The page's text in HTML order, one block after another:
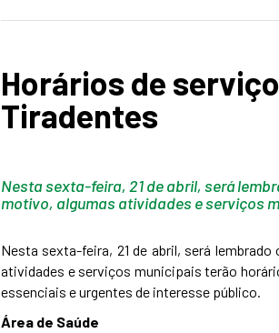
Horários de
Tiradentes
Nesta sexta-feira, 21 de abril, será
motivo, algumas atividades e serviços
Nesta sexta-feira, 21 de abril, será
atividades e serviços municipais terão
essenciais e urgentes de interesse público.
Área de Saúde